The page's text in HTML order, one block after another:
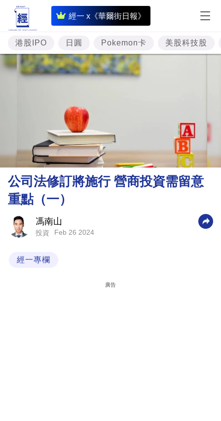
經一 x《華爾街日報》
即
時
財
經
專
資
樓
市
理
財
商
科
港股IPO 日圓 Pokemon卡 美股科技股
公司法修訂將施行 營商投資需留意
重點（一）
馮南山
投資 Feb 26 2024
經一專欄
廣告